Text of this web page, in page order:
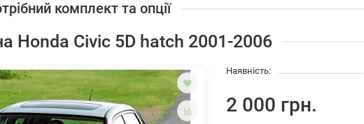
комплект та опції
Honda Civic 5D hatch 2001-2006
Наявність:
2 000 грн.